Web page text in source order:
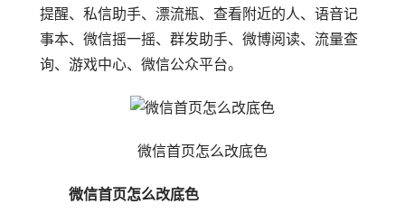
提醒、私信助手、漂流瓶、查看附近的人、语音记
事本、微信摇一摇、群发助手、微博阅读、流量查
询、游戏中心、微信公众平台。
微信首页怎么改底色
微信首页怎么改底色